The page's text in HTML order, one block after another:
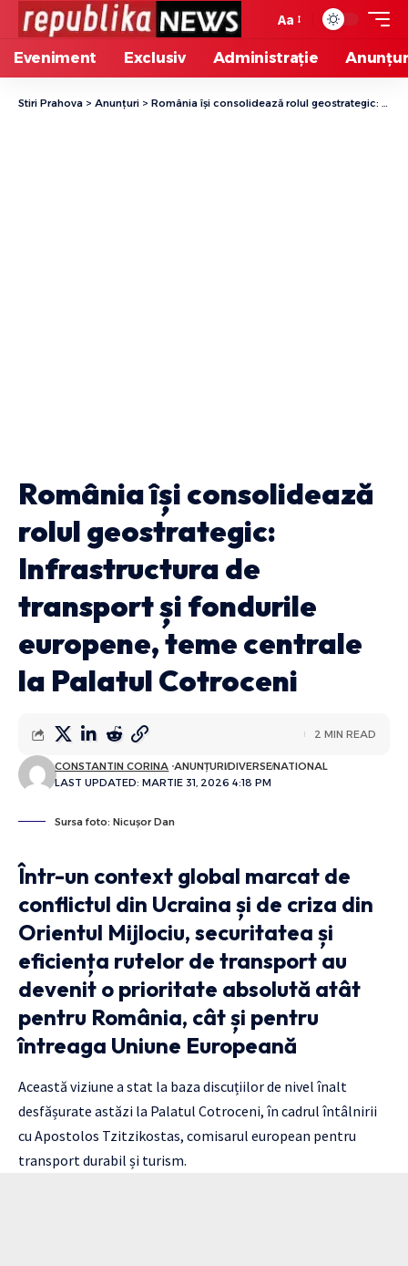
Aa
Eveniment Exclusiv Administrație
Stiri Prahova > Anunțuri > România își consolidează rolul geostrategic: Infrastructura de transport și fondurile europene, teme centrale la Palatul Cotroceni
România își consolidează
rolul geostrategic:
Infrastructura de
transport și fondurile
europene, teme centrale
la Palatul Cotroceni
LAST UPDATED: MARTIE 31, 2026 4:18 PM
CONSTANTIN CORINA ANUNȚURIDIVERSENATIONAL
2 MIN READ
Sursa foto: Nicușor Dan
Într-un context global marcat de
conflictul din Ucraina și de criza din
Orientul Mijlociu, securitatea și
eficiența rutelor de transport au
devenit o prioritate absolută atât
pentru România, cât și pentru
întreaga Uniune Europeană
Această viziune a stat la baza discuțiilor de nivel înalt
desfășurate astăzi la Palatul Cotroceni, în cadrul întâlnirii
cu Apostolos Tzitzikostas, comisarul european pentru
transport durabil și turism.